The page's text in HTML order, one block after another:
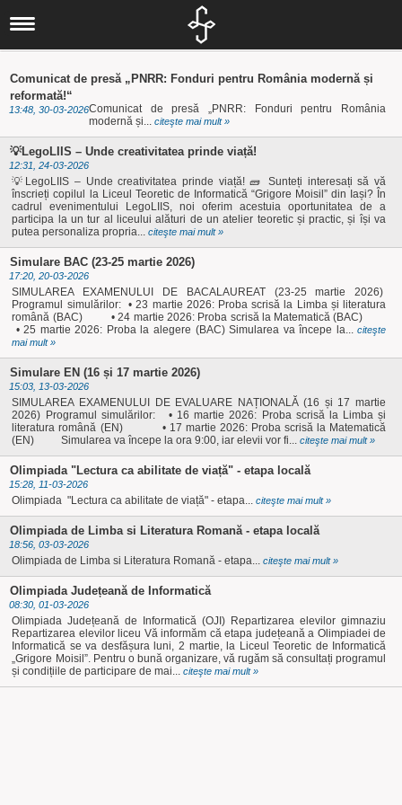
Documente
Elevi
Asociaţia
Absolventul L.I.
Asociaţia Părinți-
Profesori
Investiții
Absolvenți
LIIS în presă
Departamentul
eLIIS
LIIS în presă 2021 -
1
LIIS în presă 2021 -
2
LIIS în presă 2022 -
LIIS în presă 2022 -
2
LIIS în presă 2023
AVE
IT
Informatică
Olimpiade şi
Concursuri
Revedere
Proiecte
Liceu
Examene
Investiții
Arte și Sport
Secretariat
Prevenirea şi
combaterea
hărţuirii pe criteriul
de sex, precum şi
a hărţuirii morale la
Concursuri
Locale
Naţionale
Internaționale
Olimpiade
Proiecte
Naționale
Internaționale
Europene
Om şi societate
Informatica
Limbă, comunicare
și literatură
Biblioteca
CEAC
Management -
interes public
Posturi Vacante
Certificatele
Consiliul de
Administrație LIIS
LIIS în presă 2021
LIIS în presă 2019
LIIS în presă 2018
LIIS în presă 2020
Elevi
Comunicat de presă „PNRR: Fonduri pentru România modernă și
reformată!“
13:48, 30-03-2026Comunicat de presă „PNRR: Fonduri pentru România
modernă și... citeşte mai mult »
💡LegoLIIS – Unde creativitatea prinde viață!
12:31, 24-03-2026
💡LegoLIIS – Unde creativitatea prinde viață! 🧱 Sunteți interesați să vă
înscrieți copilul la Liceul Teoretic de Informatică “Grigore Moisil” din Iași? În
cadrul evenimentului LegoLIIS, noi oferim acestuia oportunitatea de a
participa la un tur al liceului alături de un atelier teoretic și practic, și își va
putea personaliza propria... citeşte mai mult »
Simulare BAC (23-25 martie 2026)
17:20, 20-03-2026
SIMULAREA EXAMENULUI DE BACALAUREAT (23-25 martie 2026)
Programul simulărilor: • 23 martie 2026: Proba scrisă la Limba și literatura
română (BAC) • 24 martie 2026: Proba scrisă la Matematică (BAC)
• 25 martie 2026: Proba la alegere (BAC) Simularea va începe la... citeşte
mai mult »
Simulare EN (16 și 17 martie 2026)
15:03, 13-03-2026
SIMULAREA EXAMENULUI DE EVALUARE NAȚIONALĂ (16 și 17 martie
2026) Programul simulărilor: • 16 martie 2026: Proba scrisă la Limba și
literatura română (EN) • 17 martie 2026: Proba scrisă la Matematică
(EN) Simularea va începe la ora 9:00, iar elevii vor fi... citeşte mai mult »
Olimpiada "Lectura ca abilitate de viață" - etapa locală
15:28, 11-03-2026
Olimpiada "Lectura ca abilitate de viață" - etapa... citeşte mai mult »
Olimpiada de Limba si Literatura Romană - etapa locală
18:56, 03-03-2026
Olimpiada de Limba si Literatura Romană - etapa... citeşte mai mult »
Olimpiada Județeană de Informatică
08:30, 01-03-2026
Olimpiada Județeană de Informatică (OJI) Repartizarea elevilor gimnaziu
Repartizarea elevilor liceu Vă informăm că etapa județeană a Olimpiadei de
Informatică se va desfășura luni, 2 martie, la Liceul Teoretic de Informatică
„Grigore Moisil”. Pentru o bună organizare, vă rugăm să consultați programul
și condițiile de participare de mai... citeşte mai mult »